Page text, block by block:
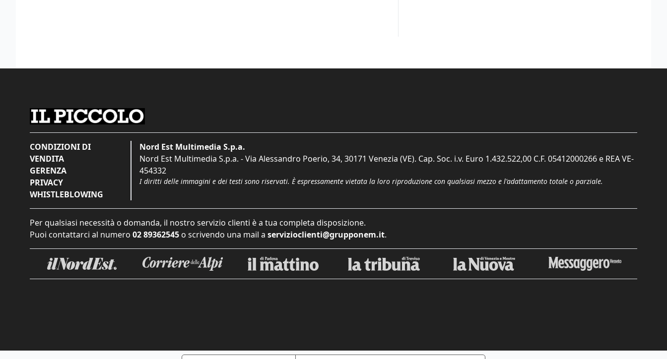
CONDIZIONI DI
VENDITA
GERENZA
PRIVACY
WHISTLEBLOWING
Nord Est Multimedia S.p.a.
Nord Est Multimedia S.p.a. - Via Alessandro Poerio, 34, 30171 Venezia (VE). Cap. Soc. i.v. Euro 1.432.522,00 C.F. 05412000266 e REA VE-
454332
I diritti delle immagini e dei testi sono riservati. È espressamente vietata la loro riproduzione con qualsiasi mezzo e l'adattamento totale o parziale.
Per qualsiasi necessità o domanda, il nostro servizio clienti è a tua completa disposizione.
Puoi contattarci al numero 02 89362545 o scrivendo una mail a servizioclienti@grupponem.it.